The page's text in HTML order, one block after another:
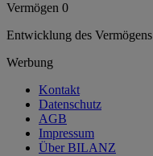
Vermögen 0
Entwicklung des Vermögens
Werbung
Kontakt
Datenschutz
AGB
Impressum
Über BILANZ